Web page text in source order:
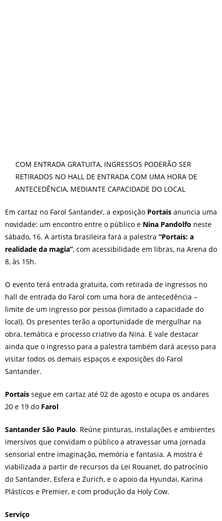
COM ENTRADA GRATUITA, INGRESSOS PODERÃO SER
RETIRADOS NO HALL DE ENTRADA COM UMA HORA DE
ANTECEDÊNCIA, MEDIANTE CAPACIDADE DO LOCAL
Em cartaz no Farol Santander, a exposição Portais anuncia uma
novidade: um encontro entre o público e Nina Pandolfo neste
sábado, 16. A artista brasileira fará a palestra “Portais: a
realidade da magia”, com acessibilidade em libras, na Arena do
8, às 15h.
O evento terá entrada gratuita, com retirada de ingressos no
hall de entrada do Farol com uma hora de antecedência –
limite de um ingresso por pessoa (limitado a capacidade do
local). Os presentes terão a oportunidade de mergulhar na
obra, temática e processo criativo da Nina. E vale destacar
ainda que o ingresso para a palestra também dará acesso para
visitar todos os demais espaços e exposições do Farol
Santander.
Portais segue em cartaz até 02 de agosto e ocupa os andares
20 e 19 do Farol
Santander São Paulo. Reúne pinturas, instalações e ambientes
imersivos que convidam o público a atravessar uma jornada
sensorial entre imaginação, memória e fantasia. A mostra é
viabilizada a partir de recursos da Lei Rouanet, do patrocínio
do Santander, Esfera e Zurich, e o apoio da Hyundai, Karina
Plásticos e Premier, e com produção da Holy Cow.
Serviço